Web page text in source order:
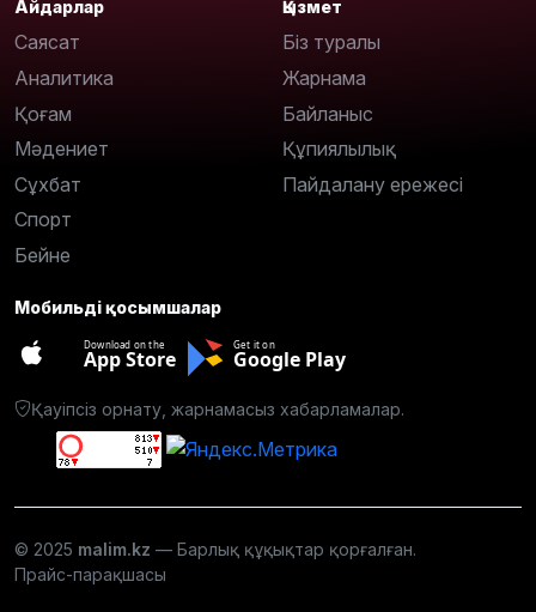
Айдарлар
Саясат
Аналитика
Қоғам
Мәдениет
Сұхбат
Спорт
Бейне
Қызмет
Біз туралы
Жарнама
Байланыс
Құпиялылық
Пайдалану ережесі
Мобильді қосымшалар
Download on the
App Store
Get it on
Google Play
Қауіпсіз орнату, жарнамасыз хабарламалар.
© 2025 malim.kz — Барлық құқықтар қорғалған.
Прайс-парақшасы